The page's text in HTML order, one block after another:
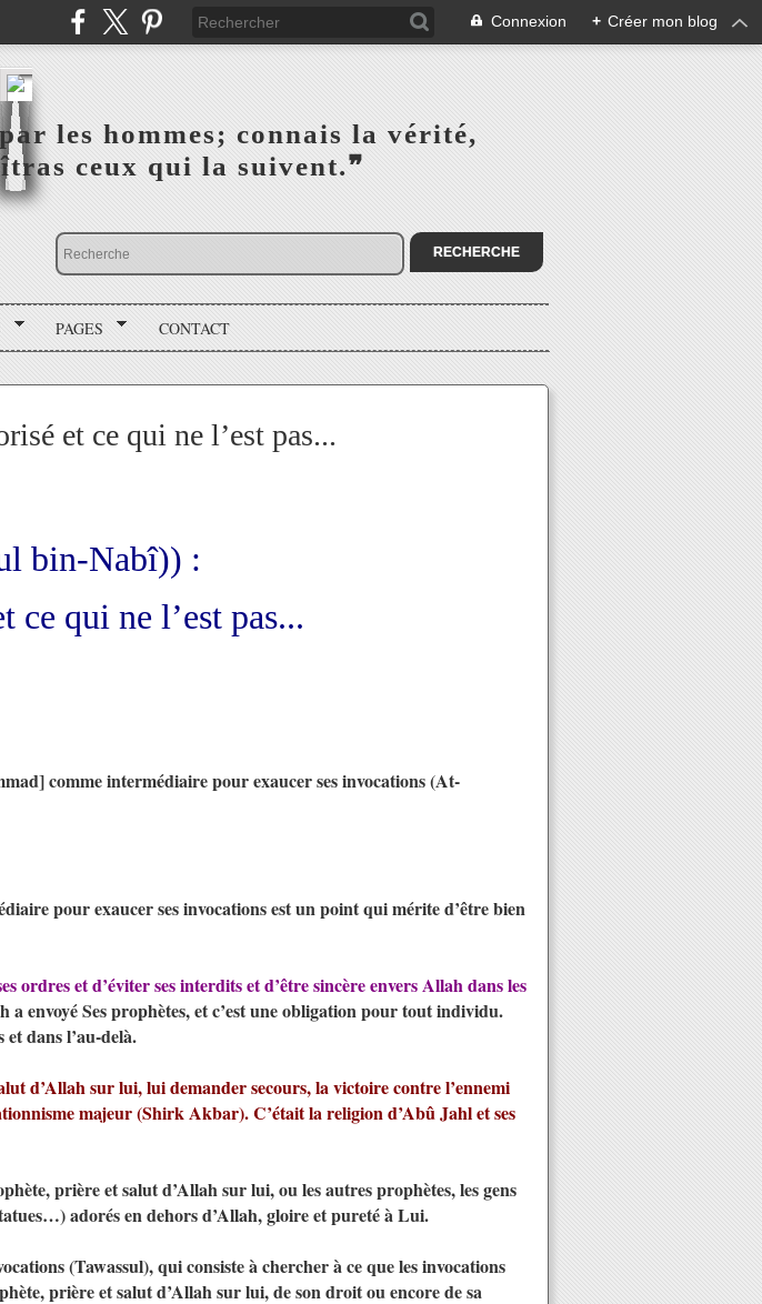
Connexion + Créer mon blog
les hommes; connais la vérité,‎
ceux qui la suivent.❞
PAGES CONTACT
et ce qui ne l’est pas...
bin-Nabî)) :
ce qui ne l’est pas...
comme intermédiaire pour exaucer ses invocations (At-
pour exaucer ses invocations est un point qui mérite d’être bien
ordres et d’éviter ses interdits et d’être sincère envers Allah dans les
a envoyé Ses prophètes, et c’est une obligation pour tout individu.
dans l’au-delà.
d’Allah sur lui, lui demander secours, la victoire contre l’ennemi
majeur (Shirk Akbar). C’était la religion d’Abû Jahl et ses
prière et salut d’Allah sur lui, ou les autres prophètes, les gens
adorés en dehors d’Allah, gloire et pureté à Lui.
(Tawassul), qui consiste à chercher à ce que les invocations
prière et salut d’Allah sur lui, de son droit ou encore de sa